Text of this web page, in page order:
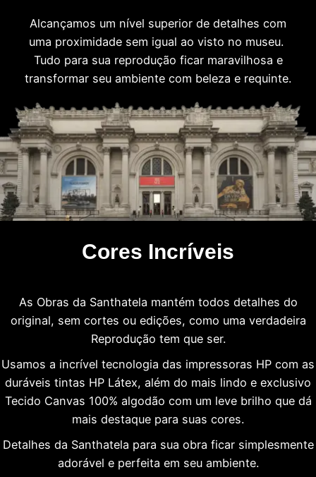
Alcançamos um nível superior de detalhes com
uma proximidade sem igual ao visto no museu.
Tudo para sua reprodução ficar maravilhosa e
transformar seu ambiente com beleza e requinte.
Cores Incríveis
As Obras da Santhatela mantém todos detalhes do
original, sem cortes ou edições, como uma verdadeira
Reprodução tem que ser.
Usamos a incrível tecnologia das impressoras HP com as
duráveis tintas HP Látex, além do mais lindo e exclusivo
Tecido Canvas 100% algodão com um leve brilho que dá
mais destaque para suas cores.
Detalhes da Santhatela para sua obra ficar simplesmente
adorável e perfeita em seu ambiente.